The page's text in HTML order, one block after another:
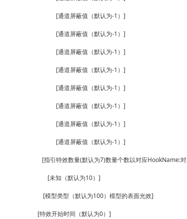
-1 [通道屏蔽值（默认为-1）]
-1 [通道屏蔽值（默认为-1）]
-1 [通道屏蔽值（默认为-1）]
-1 [通道屏蔽值（默认为-1）]
-1 [通道屏蔽值（默认为-1）]
-1 [通道屏蔽值（默认为-1）]
-1 [通道屏蔽值（默认为-1）]
-1 [通道屏蔽值（默认为-1）]
特效数量(默认为7)数量个数以对应HookName:对应填
10 [未知（默认为10）]
模型类型（默认为100）模型的表面光效]
效开始时间（默认为0）]